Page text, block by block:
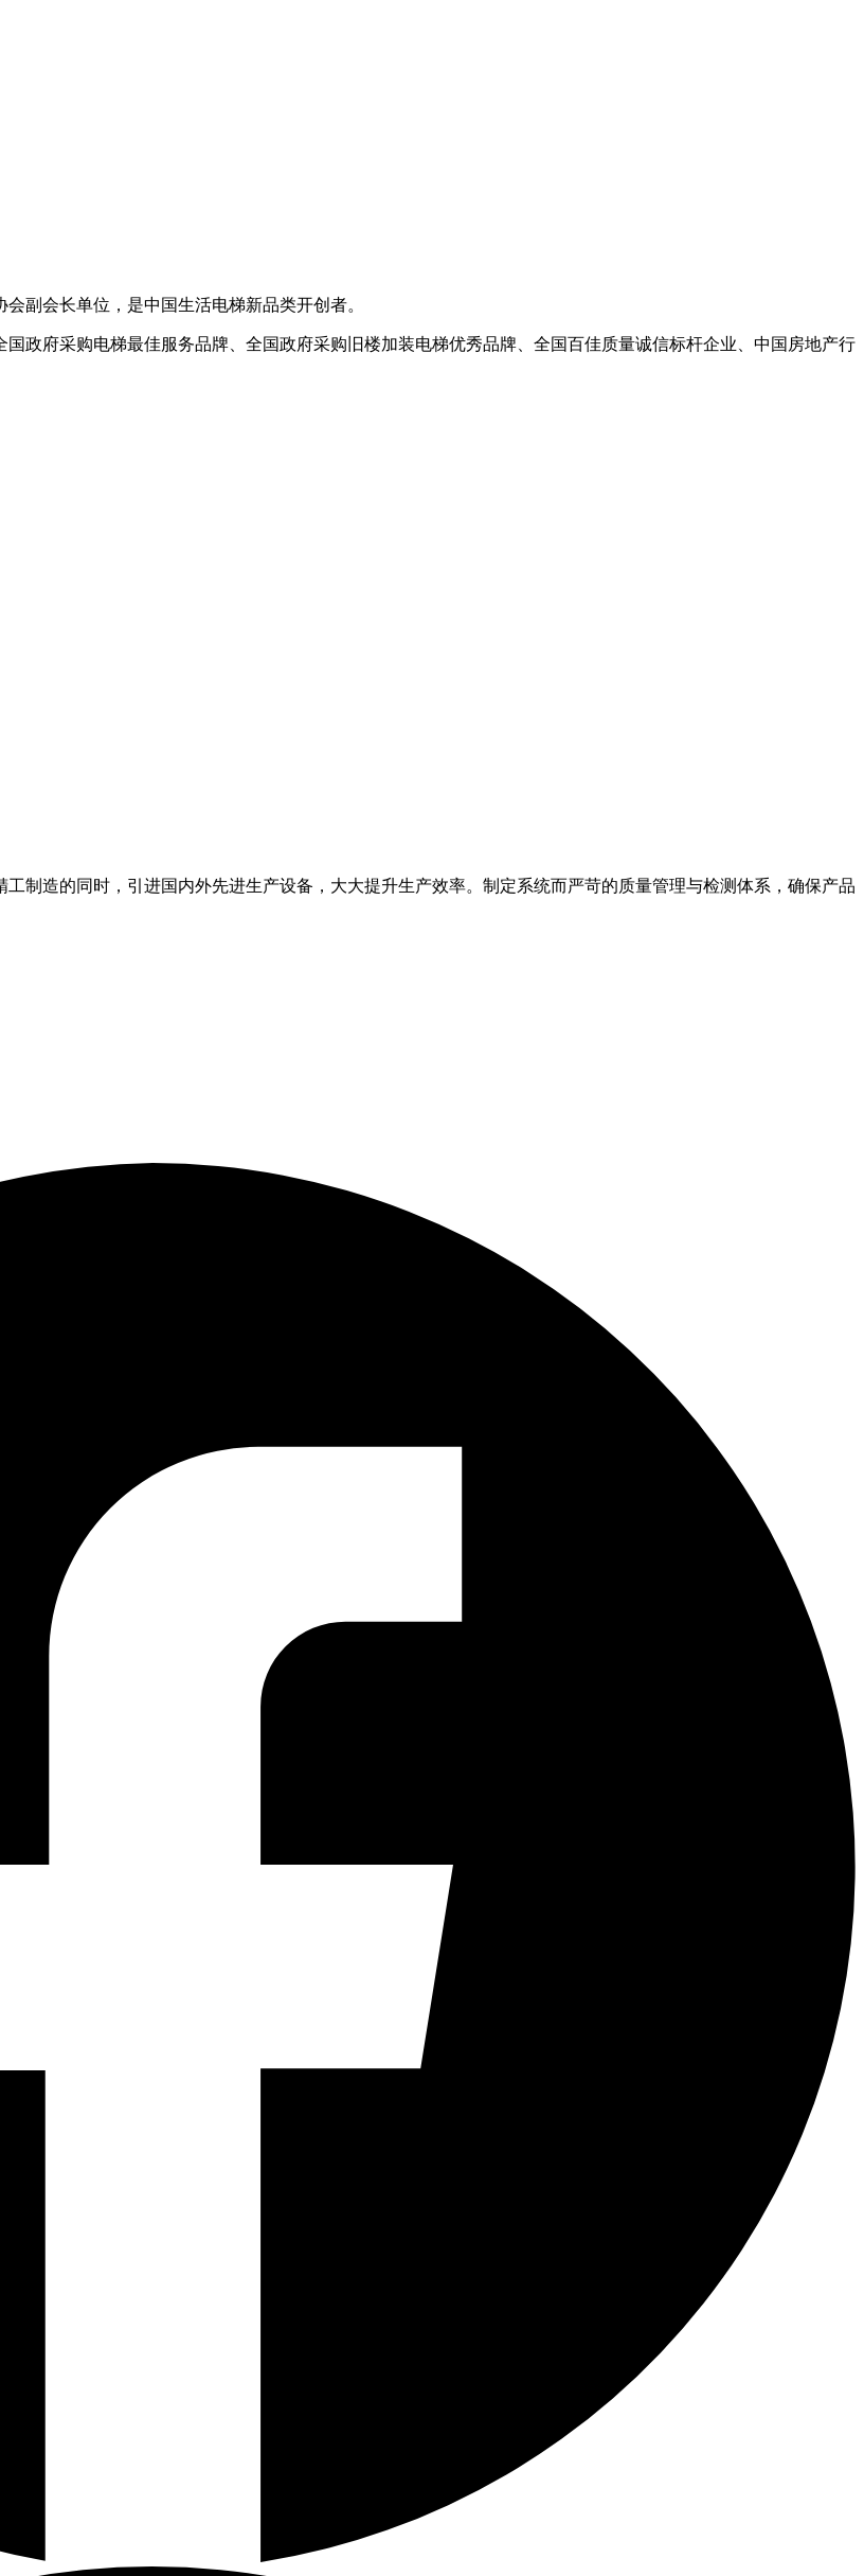
副会长单位，是中国生活电梯新品类开创者。
政府采购电梯最佳服务品牌、全国政府采购旧楼加装电梯优秀品牌、全国百佳质量诚信标杆企业、中国房地产行
制造的同时，引进国内外先进生产设备，大大提升生产效率。制定系统而严苛的质量管理与检测体系，确保产品